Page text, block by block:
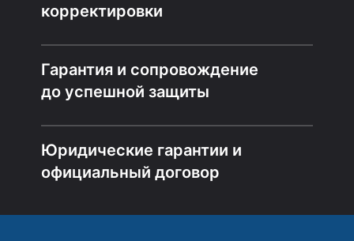
корректировки
Гарантия и сопровождение
до успешной защиты
Юридические гарантии и
официальный договор